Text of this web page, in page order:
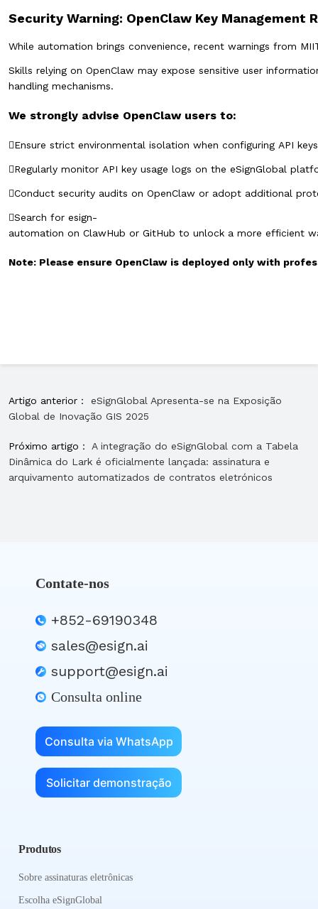
Security Warning: OpenClaw Key Management
While automation brings convenience, recent warnings from
Skills relying on OpenClaw may expose sensitive user
handling mechanisms.
We strongly advise OpenClaw users to:
Ensure strict environmental isolation when configuring API
Regularly monitor API key usage logs on the eSignGlobal
Conduct security audits on OpenClaw or adopt additional
Search for esign-
automation on ClawHub or GitHub to unlock a more efficient
Note: Please ensure OpenClaw is deployed only with
Artigo anterior： eSignGlobal Apresenta-se na Exposição
Global de Inovação GIS 2025
Próximo artigo： A integração do eSignGlobal com a Tabela
Dinâmica do Lark é oficialmente lançada: assinatura e
arquivamento automatizados de contratos eletrónicos
Contate-nos
+852-69190348
sales@esign.ai
support@esign.ai
Consulta online
Consulta via WhatsApp
Solicitar demonstração
Produtos
Sobre assinaturas eletrônicas
Escolha eSignGlobal